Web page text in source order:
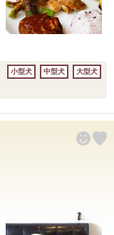
小型犬 中型犬 大型犬